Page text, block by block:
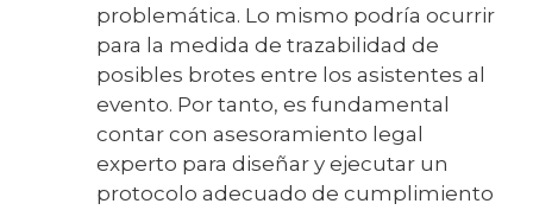
problemática. Lo mismo podría ocurrir
para la medida de trazabilidad de
posibles brotes entre los asistentes al
evento. Por tanto, es fundamental
contar con asesoramiento legal
experto para diseñar y ejecutar un
protocolo adecuado de cumplimiento